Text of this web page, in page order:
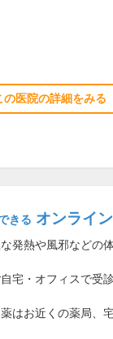
の医院の詳細をみる
きる オンライ
発熱や風邪などの
自宅・オフィスで受
はお近くの薬局、